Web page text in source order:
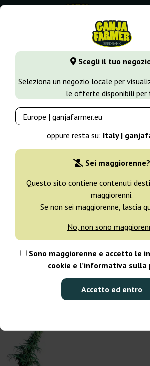
Scegli il tuo
Seleziona un negozio locale per
le offerte disponibili per
oppure resta su: Italy |
Sei maggiorenne?
Questo sito contiene contenuti
maggiorenni.
Se non sei maggiorenne, lascia
No, non sono
Sono maggiorenne e accetto le
cookie e l’informativa sulla
Accetto ed entro
GanjaFarmer.it Tipi di Semi Semi
-25%
+ omaggi